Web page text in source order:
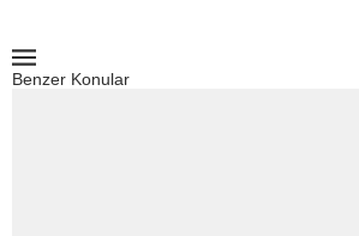
Benzer Konular